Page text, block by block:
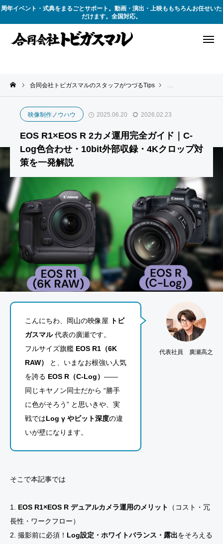
周年イベント・式典をまるごとサポート。動画・演出・上映ももちろんお任せいた
だけます。全国対応。
合同会社トビガスマルのスタッフがつづるTips 撮影テクニック
映像制作ノウハウ 2025.06.20 2026.02.23
EOS R1×EOS R 2カメ運用完全ガイド｜C-
Log色合わせ・10bit外部収録・4Kクロップ対
策を一発解説
代表社員 廣瀬高之
こんにちわ、岡山の映像屋
トビ
ガスマル代表の廣瀬です。
フルサイズ旗艦 EOS R1（6K
RAW）
と、いまなお根強い人気
を誇る EOS R（C-Log） ——
同じキヤノン同士だから “勝手
に色がそろう” と思いきや、実
戦ではLog γ やビット深度の違
いが壁になります。
そこで本記事では
1. EOS R1×EOS R デュアルカメラ運用のメリット
（コスト・冗
長性・ワークフロー）
2. 撮影前に必須！ Log設定・ホワイトバランス・露出をそろえる